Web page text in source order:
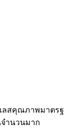
เลสคุณภาพม
จำนวนมาก